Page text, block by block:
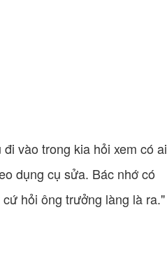
vào trong kia hỏi xem có ai
dụng cụ sửa. Bác nhớ có
hỏi ông trưởng làng là ra."